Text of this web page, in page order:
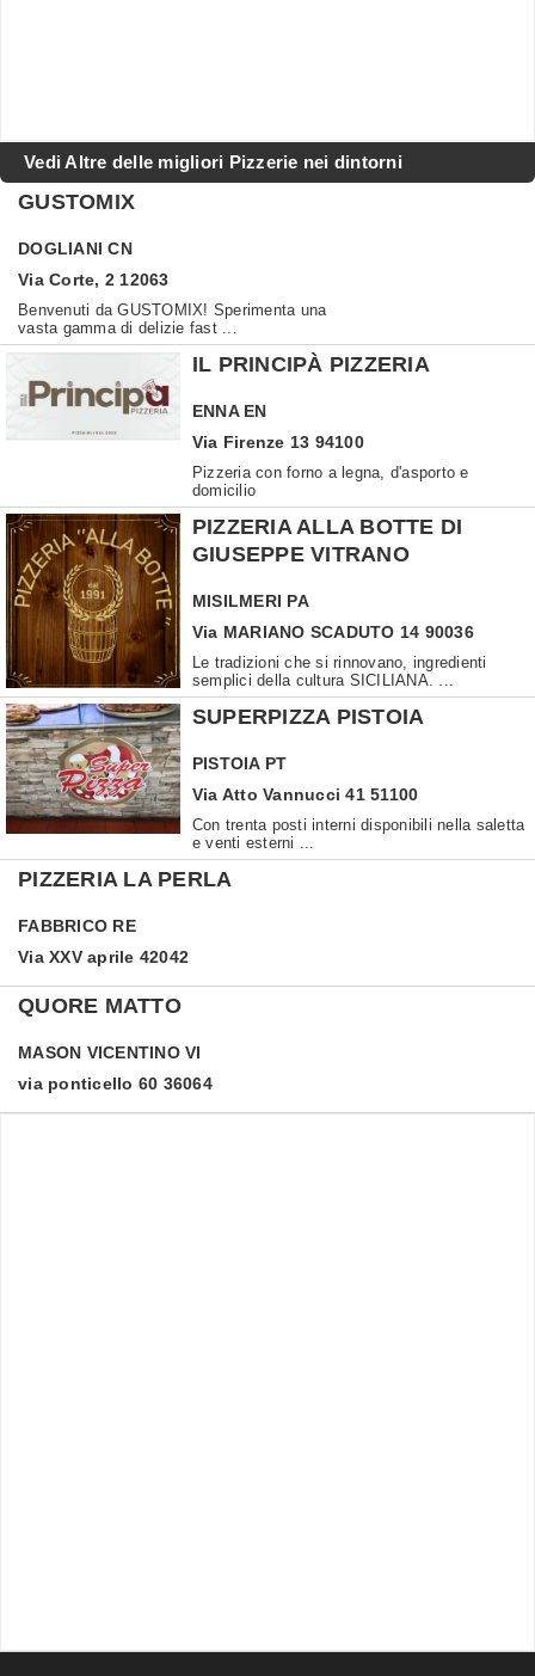
Vedi Altre delle migliori Pizzerie nei dintorni
GUSTOMIX
DOGLIANI CN
Via Corte, 2 12063
Benvenuti da GUSTOMIX! Sperimenta una
vasta gamma di delizie fast ...
IL PRINCIPÀ PIZZERIA
ENNA EN
Via Firenze 13 94100
Pizzeria con forno a legna, d'asporto e
domicilio
PIZZERIA ALLA BOTTE DI
GIUSEPPE VITRANO
MISILMERI PA
Via MARIANO SCADUTO 14 90036
Le tradizioni che si rinnovano, ingredienti
semplici della cultura SICILIANA. ...
SUPERPIZZA PISTOIA
PISTOIA PT
Via Atto Vannucci 41 51100
Con trenta posti interni disponibili nella saletta
e venti esterni ...
PIZZERIA LA PERLA
FABBRICO RE
Via XXV aprile 42042
QUORE MATTO
MASON VICENTINO VI
via ponticello 60 36064